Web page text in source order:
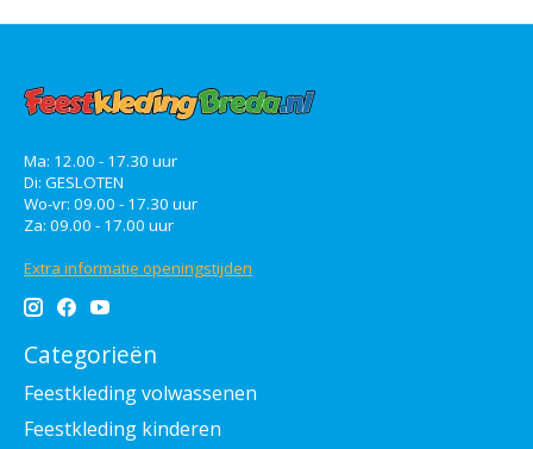
Ma: 12.00 - 17.30 uur
Di: GESLOTEN
Wo-vr: 09.00 - 17.30 uur
Za: 09.00 - 17.00 uur
Extra informatie openingstijden
Categorieën
Feestkleding volwassenen
Feestkleding kinderen